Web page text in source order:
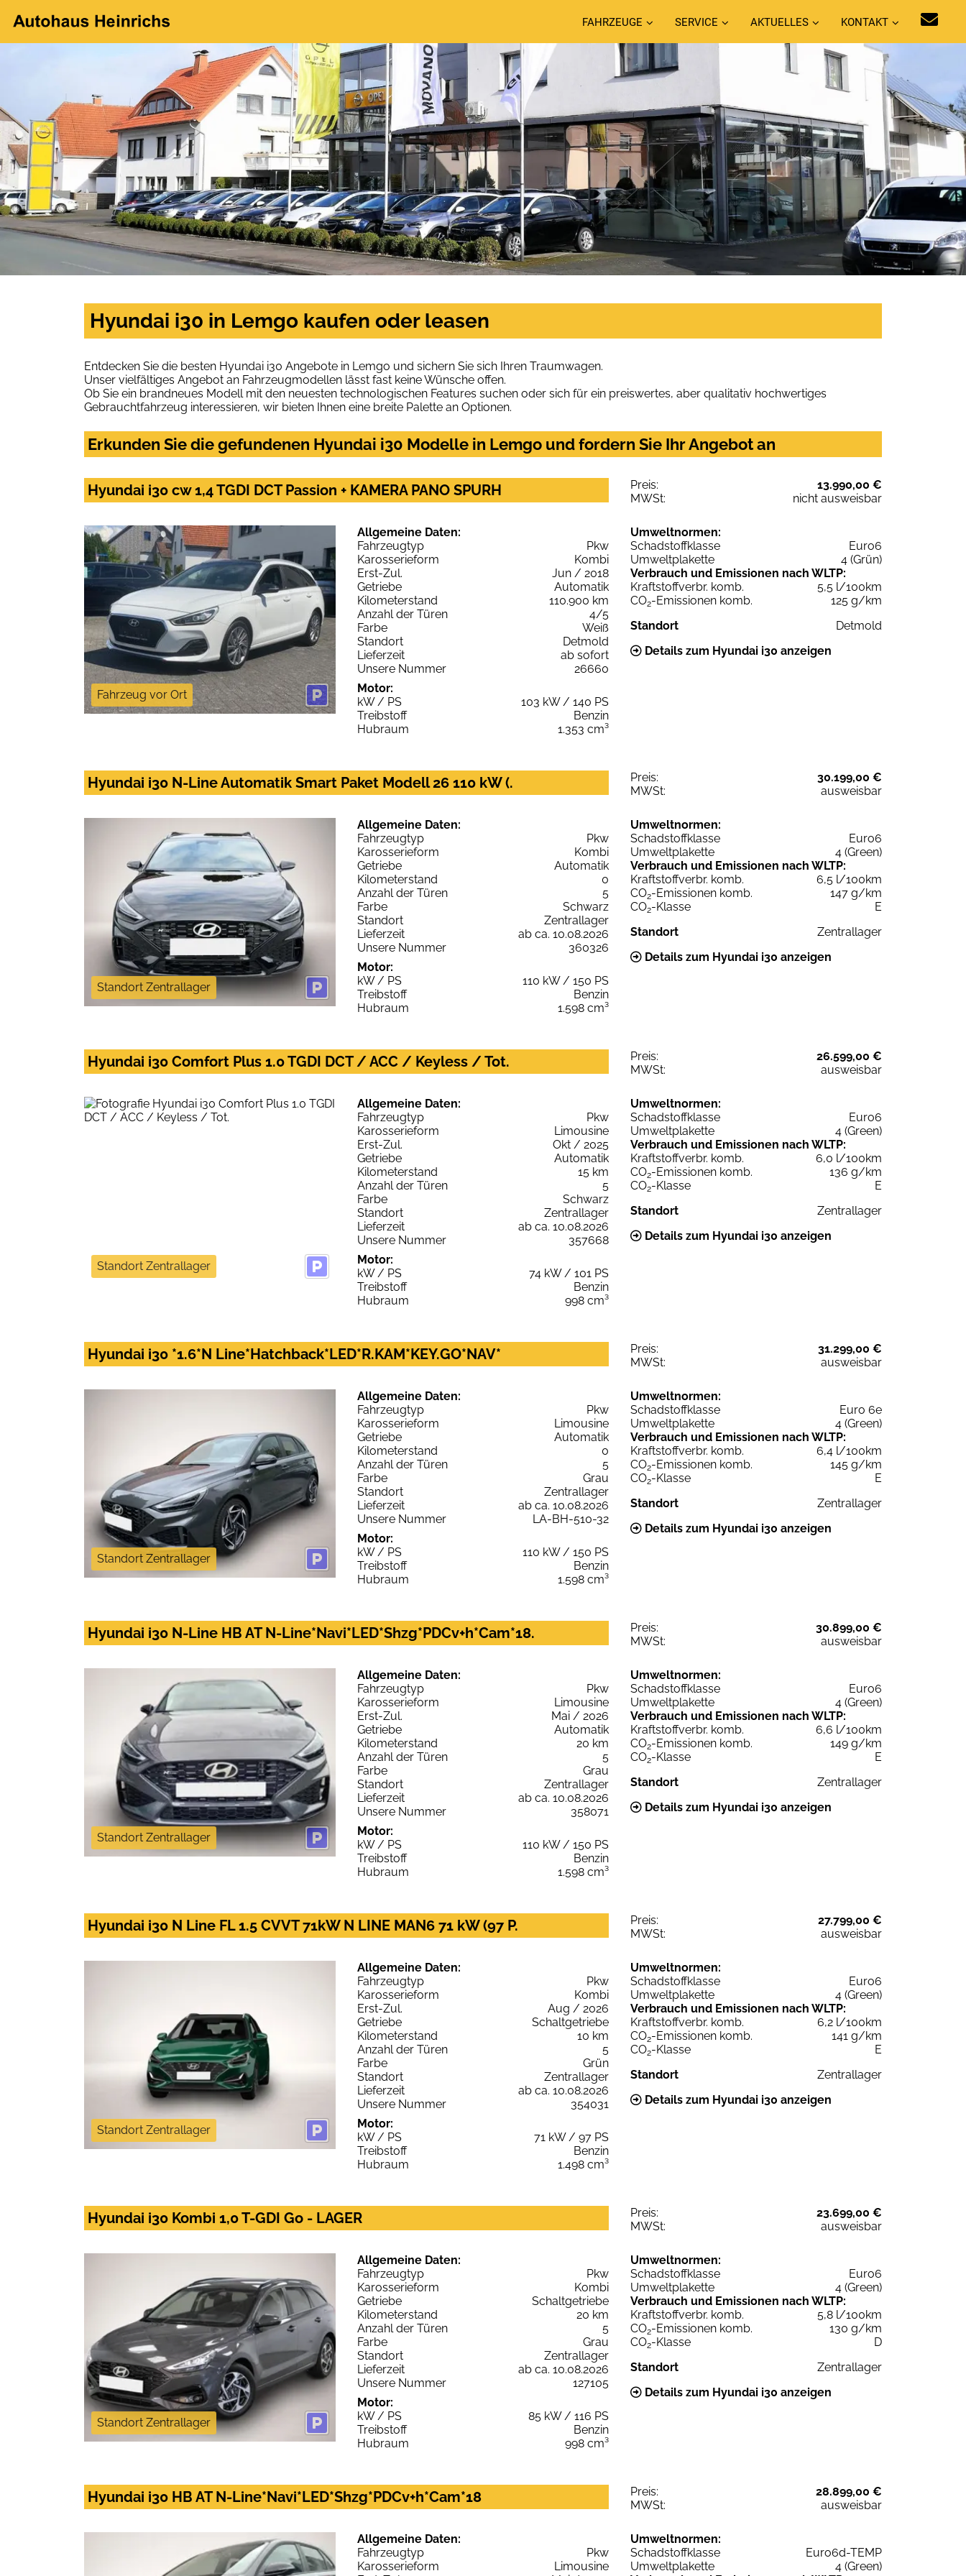
FAHRZEUGE SERVICE AKTUELLES KONTAKT
Hyundai i30 in Lemgo kaufen oder leasen
Entdecken Sie die besten Hyundai i30 Angebote in Lemgo und sichern Sie sich Ihren Traumwagen.
Unser vielfältiges Angebot an Fahrzeugmodellen lässt fast keine Wünsche offen.
Ob Sie ein brandneues Modell mit den neuesten technologischen Features suchen oder sich für ein preiswertes, aber qualitativ hochwertiges
Gebrauchtfahrzeug interessieren, wir bieten Ihnen eine breite Palette an Optionen.
Erkunden Sie die gefundenen Hyundai i30 Modelle in Lemgo und fordern Sie Ihr Angebot an
Hyundai i30 cw 1,4 TGDI DCT Passion + KAMERA PANO SPURH Preis:
13.990,00 €
MWSt:
nicht ausweisbar
Fahrzeug vor Ort
Allgemeine Daten:
Fahrzeugtyp
Pkw
Karosserieform
Kombi
Erst-Zul.
Jun / 2018
Getriebe
Automatik
Kilometerstand
110.900 km
Anzahl der Türen
4/5
Farbe
Weiß
Standort
Detmold
Lieferzeit
ab sofort
Unsere Nummer
26660
Motor:
kW / PS
103 kW / 140 PS
Treibstoff
Benzin
Hubraum
1.353 cm³
Umweltnormen:
Schadstoffklasse
Euro6
Umweltplakette
4 (Grün)
Verbrauch und Emissionen nach WLTP:
Kraftstoffverbr. komb.
5,5 l/100km
CO2-Emissionen komb.
125 g/km
Standort
Detmold
Details zum Hyundai i30 anzeigen
Hyundai i30 N-Line Automatik Smart Paket Modell 26 110 kW (. Preis:
30.199,00 €
MWSt:
ausweisbar
Standort Zentrallager
Allgemeine Daten:
Fahrzeugtyp
Pkw
Karosserieform
Kombi
Getriebe
Automatik
Kilometerstand
0
Anzahl der Türen
5
Farbe
Schwarz
Standort
Zentrallager
Lieferzeit
ab ca. 10.08.2026
Unsere Nummer
360326
Motor:
kW / PS
110 kW / 150 PS
Treibstoff
Benzin
Hubraum
1.598 cm³
Umweltnormen:
Schadstoffklasse
Euro6
Umweltplakette
4 (Green)
Verbrauch und Emissionen nach WLTP:
Kraftstoffverbr. komb.
6,5 l/100km
CO2-Emissionen komb.
147 g/km
CO2-Klasse
E
Standort
Zentrallager
Details zum Hyundai i30 anzeigen
Hyundai i30 Comfort Plus 1.0 TGDI DCT / ACC / Keyless / Tot. Preis:
26.599,00 €
MWSt:
ausweisbar
Standort Zentrallager
Allgemeine Daten:
Fahrzeugtyp
Pkw
Karosserieform
Limousine
Erst-Zul.
Okt / 2025
Getriebe
Automatik
Kilometerstand
15 km
Anzahl der Türen
5
Farbe
Schwarz
Standort
Zentrallager
Lieferzeit
ab ca. 10.08.2026
Unsere Nummer
357668
Motor:
kW / PS
74 kW / 101 PS
Treibstoff
Benzin
Hubraum
998 cm³
Umweltnormen:
Schadstoffklasse
Euro6
Umweltplakette
4 (Green)
Verbrauch und Emissionen nach WLTP:
Kraftstoffverbr. komb.
6,0 l/100km
CO2-Emissionen komb.
136 g/km
CO2-Klasse
E
Standort
Zentrallager
Details zum Hyundai i30 anzeigen
Hyundai i30 *1.6*N Line*Hatchback*LED*R.KAM*KEY.GO*NAV* Preis:
31.299,00 €
MWSt:
ausweisbar
Standort Zentrallager
Allgemeine Daten:
Fahrzeugtyp
Pkw
Karosserieform
Limousine
Getriebe
Automatik
Kilometerstand
0
Anzahl der Türen
5
Farbe
Grau
Standort
Zentrallager
Lieferzeit
ab ca. 10.08.2026
Unsere Nummer
LA-BH-510-32
Motor:
kW / PS
110 kW / 150 PS
Treibstoff
Benzin
Hubraum
1.598 cm³
Umweltnormen:
Schadstoffklasse
Euro 6e
Umweltplakette
4 (Green)
Verbrauch und Emissionen nach WLTP:
Kraftstoffverbr. komb.
6,4 l/100km
CO2-Emissionen komb.
145 g/km
CO2-Klasse
E
Standort
Zentrallager
Details zum Hyundai i30 anzeigen
Hyundai i30 N-Line HB AT N-Line*Navi*LED*Shzg*PDCv+h*Cam*18. Preis:
30.899,00 €
MWSt:
ausweisbar
Standort Zentrallager
Allgemeine Daten:
Fahrzeugtyp
Pkw
Karosserieform
Limousine
Erst-Zul.
Mai / 2026
Getriebe
Automatik
Kilometerstand
20 km
Anzahl der Türen
5
Farbe
Grau
Standort
Zentrallager
Lieferzeit
ab ca. 10.08.2026
Unsere Nummer
358071
Motor:
kW / PS
110 kW / 150 PS
Treibstoff
Benzin
Hubraum
1.598 cm³
Umweltnormen:
Schadstoffklasse
Euro6
Umweltplakette
4 (Green)
Verbrauch und Emissionen nach WLTP:
Kraftstoffverbr. komb.
6,6 l/100km
CO2-Emissionen komb.
149 g/km
CO2-Klasse
E
Standort
Zentrallager
Details zum Hyundai i30 anzeigen
Hyundai i30 N Line FL 1.5 CVVT 71kW N LINE MAN6 71 kW (97 P. Preis:
27.799,00 €
MWSt:
ausweisbar
Standort Zentrallager
Allgemeine Daten:
Fahrzeugtyp
Pkw
Karosserieform
Kombi
Erst-Zul.
Aug / 2026
Getriebe
Schaltgetriebe
Kilometerstand
10 km
Anzahl der Türen
5
Farbe
Grün
Standort
Zentrallager
Lieferzeit
ab ca. 10.08.2026
Unsere Nummer
354031
Motor:
kW / PS
71 kW / 97 PS
Treibstoff
Benzin
Hubraum
1.498 cm³
Umweltnormen:
Schadstoffklasse
Euro6
Umweltplakette
4 (Green)
Verbrauch und Emissionen nach WLTP:
Kraftstoffverbr. komb.
6,2 l/100km
CO2-Emissionen komb.
141 g/km
CO2-Klasse
E
Standort
Zentrallager
Details zum Hyundai i30 anzeigen
Hyundai i30 Kombi 1,0 T-GDI Go - LAGER Preis:
23.699,00 €
MWSt:
ausweisbar
Standort Zentrallager
Allgemeine Daten:
Fahrzeugtyp
Pkw
Karosserieform
Kombi
Getriebe
Schaltgetriebe
Kilometerstand
20 km
Anzahl der Türen
5
Farbe
Grau
Standort
Zentrallager
Lieferzeit
ab ca. 10.08.2026
Unsere Nummer
127105
Motor:
kW / PS
85 kW / 116 PS
Treibstoff
Benzin
Hubraum
998 cm³
Umweltnormen:
Schadstoffklasse
Euro6
Umweltplakette
4 (Green)
Verbrauch und Emissionen nach WLTP:
Kraftstoffverbr. komb.
5,8 l/100km
CO2-Emissionen komb.
130 g/km
CO2-Klasse
D
Standort
Zentrallager
Details zum Hyundai i30 anzeigen
Hyundai i30 HB AT N-Line*Navi*LED*Shzg*PDCv+h*Cam*18 Preis:
28.899,00 €
MWSt:
ausweisbar
Allgemeine Daten:
Fahrzeugtyp
Pkw
Karosserieform
Limousine
Umweltnormen:
Schadstoffklasse
Euro6d-TEMP
Umweltplakette
4 (Green)